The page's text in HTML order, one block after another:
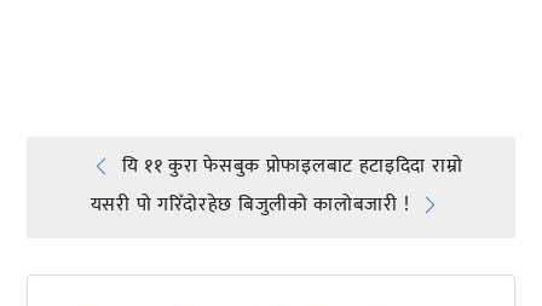
Post
navigation
यि ११ कुरा फेसबुक प्रोफाइलबाट हटाइदिदा राम्राे
यसरी पो गरिँदोरहेछ बिजुलीको कालोबजारी !